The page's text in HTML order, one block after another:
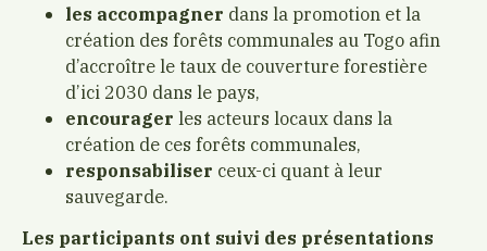
les accompagner dans la promotion et la
création des forêts communales au Togo afin
d’accroître le taux de couverture forestière
d’ici 2030 dans le pays,
encourager les acteurs locaux dans la
création de ces forêts communales,
responsabiliser ceux-ci quant à leur
sauvegarde.
Les participants ont suivi des présentations